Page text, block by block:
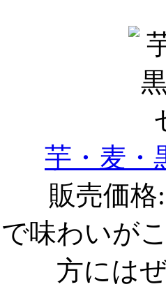
芋・麦・
販売価格
味わいが
方には